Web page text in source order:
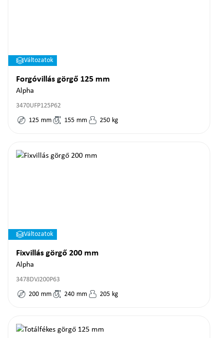
Változatok
Forgóvillás görgő 125 mm
Alpha
3470UFP125P62
125 mm 155 mm 250 kg
Változatok
Fixvillás görgő 200 mm
Alpha
3478DVJ200P63
200 mm 240 mm 205 kg